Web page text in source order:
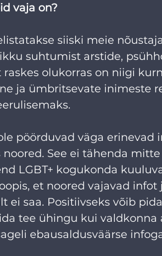
vaja on?
siiski meie
suhtumist arstide,
raskes olukorras on niigi
ja ümbritsevate inimeste
pöörduvad väga
noored. See ei tähenda
LGBT+ kogukonda
et noored vajavad
ei saa. Positiivseks võib
tee ühingu kui
ebausaldusväärse